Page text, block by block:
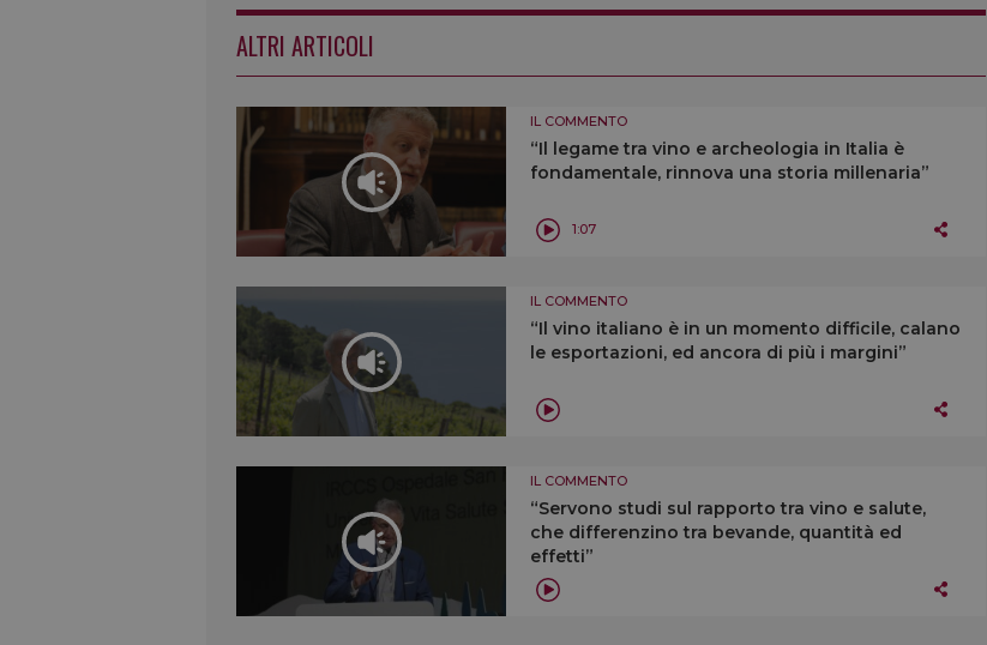
ALTRI ARTICOLI
IL COMMENTO
“Il legame tra vino e archeologia in Italia è
fondamentale, rinnova una storia millenaria”
1:07
IL COMMENTO
“Il vino italiano è in un momento difficile, calano
le esportazioni, ed ancora di più i margini”
IL COMMENTO
“Servono studi sul rapporto tra vino e salute,
che differenzino tra bevande, quantità ed
effetti”